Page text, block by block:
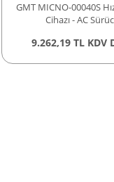
GMT MICNO-00040S
Cihazı - AC
9.262,19 TL KDV